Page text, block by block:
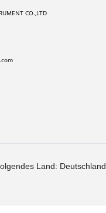
CO.,LTD
Land: